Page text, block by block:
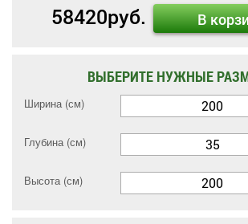
58420руб. В
ВЫБЕРИТЕ НУЖНЫЕ
Ширина (см) 200
Глубина (см) 35
Высота (см) 200